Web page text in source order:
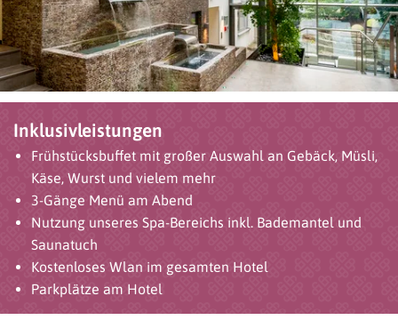
Inklusivleistungen
Frühstücksbuffet mit großer Auswahl an Gebäck, Müsli,
Käse, Wurst und vielem mehr
3-Gänge Menü am Abend
Nutzung unseres Spa-Bereichs inkl. Bademantel und
Saunatuch
Kostenloses Wlan im gesamten Hotel
Parkplätze am Hotel